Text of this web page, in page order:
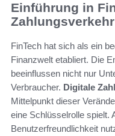
Einführung in
Zahlungsverkehr
FinTech hat sich als ein
Finanzwelt etabliert. Die
beeinflussen nicht nur
Verbraucher. Digitale
Mittelpunkt dieser
eine Schlüsselrolle spielt.
Benutzerfreundlichkeit